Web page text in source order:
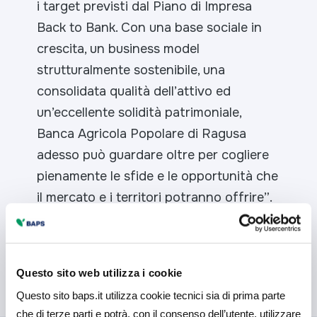
Questo sito web utilizza i cookie
Questo sito baps.it utilizza cookie tecnici sia di prima parte
che di terze parti e potrà, con il consenso dell’utente, utilizzare
i target previsti dal Piano di Impresa
Back to Bank. Con una base sociale in
crescita, un business model
strutturalmente sostenibile, una
consolidata qualità dell’attivo ed
un’eccellente solidità patrimoniale,
Banca Agricola Popolare di Ragusa
adesso può guardare oltre per cogliere
pienamente le sfide e le opportunità che
il mercato e i territori potranno offrire”.